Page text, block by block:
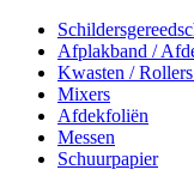
Afplakband /
Kwasten /
Mixers
Afdekfoliën
Messen
Schuurpapier